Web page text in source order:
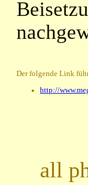
Der folgende Link
http://
all